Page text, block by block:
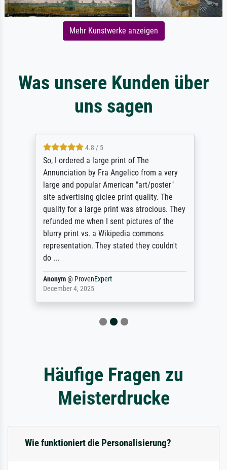
Mehr Kunstwerke anzeigen
Was unsere Kunden über
uns sagen
4.8 / 5
So, I ordered a large print of The
Annunciation by Fra Angelico from a very
large and popular American "art/poster"
site advertising giclee print quality. The
quality for a large print was atrocious. They
refunded me when I sent pictures of the
blurry print vs. a Wikipedia commons
representation. They stated they couldn't
do ...
Anonym@ ProvenExpert
December 4, 2025
Häufige Fragen zu
Meisterdrucke
Wie funktioniert die Personalisierung?